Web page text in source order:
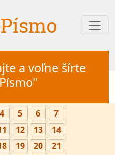
Písmo
a voľne šírte
4 5 6
7
12 13
14
19 20
21